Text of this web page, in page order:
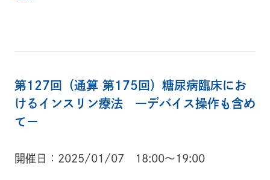
第127回（通算 第175回）糖尿病臨床にお
けるインスリン療法 ―デバイス操作も含め
てー
開催日 2025/01/07 18:00～19:00